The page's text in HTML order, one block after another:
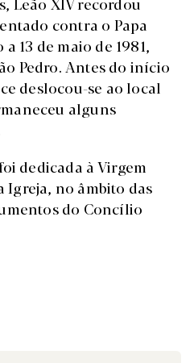
contra o Papa
13 de maio de 1981,
Pedro. Antes do início
deslocou-se ao local
alguns
dedicada à Virgem
Igreja, no âmbito das
do Concílio